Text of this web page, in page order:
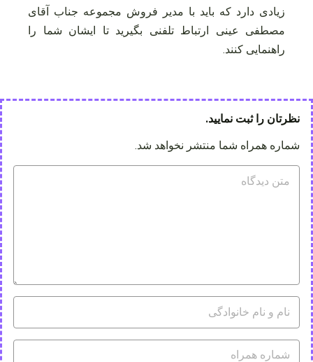
زیادی دارد که باید با مدیر فروش مجموعه جناب آقای
مصطفی عینی ارتباط تلفنی بگیرید تا ایشان شما را
راهنمایی کنند.
نظرتان را ثبت نمایید.
شماره همراه شما منتشر نخواهد شد.